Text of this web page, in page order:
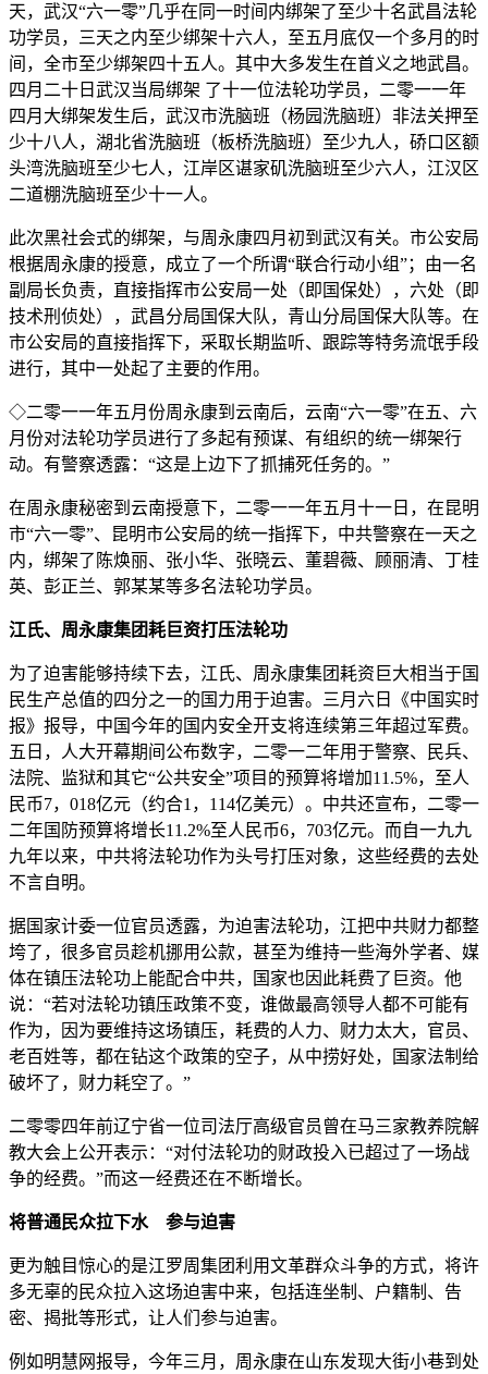
天，武汉“六一零”几乎在同一时间内绑架了至少十名武昌法轮
功学员，三天之内至少绑架十六人，至五月底仅一个多月的时
间，全市至少绑架四十五人。其中大多发生在首义之地武昌。
四月二十日武汉当局绑架 了十一位法轮功学员，二零一一年
四月大绑架发生后，武汉市洗脑班（杨园洗脑班）非法关押至
少十八人，湖北省洗脑班（板桥洗脑班）至少九人，硚口区额
头湾洗脑班至少七人，江岸区谌家矶洗脑班至少六人，江汉区
二道棚洗脑班至少十一人。
此次黑社会式的绑架，与周永康四月初到武汉有关。市公安局
根据周永康的授意，成立了一个所谓“联合行动小组”；由一名
副局长负责，直接指挥市公安局一处（即国保处），六处（即
技术刑侦处），武昌分局国保大队，青山分局国保大队等。在
市公安局的直接指挥下，采取长期监听、跟踪等特务流氓手段
进行，其中一处起了主要的作用。
◇二零一一年五月份周永康到云南后，云南“六一零”在五、六
月份对法轮功学员进行了多起有预谋、有组织的统一绑架行
动。有警察透露：“这是上边下了抓捕死任务的。”
在周永康秘密到云南授意下，二零一一年五月十一日，在昆明
市“六一零”、昆明市公安局的统一指挥下，中共警察在一天之
内，绑架了陈焕丽、张小华、张晓云、董碧薇、顾丽清、丁桂
英、彭正兰、郭某某等多名法轮功学员。
江氏、周永康集团耗巨资打压法轮功
为了迫害能够持续下去，江氏、周永康集团耗资巨大相当于国
民生产总值的四分之一的国力用于迫害。三月六日《中国实时
报》报导，中国今年的国内安全开支将连续第三年超过军费。
五日，人大开幕期间公布数字，二零一二年用于警察、民兵、
法院、监狱和其它“公共安全”项目的预算将增加11.5%，至人
民币7，018亿元（约合1，114亿美元）。中共还宣布，二零一
二年国防预算将增长11.2%至人民币6，703亿元。而自一九九
九年以来，中共将法轮功作为头号打压对象，这些经费的去处
不言自明。
据国家计委一位官员透露，为迫害法轮功，江把中共财力都整
垮了，很多官员趁机挪用公款，甚至为维持一些海外学者、媒
体在镇压法轮功上能配合中共，国家也因此耗费了巨资。他
说：“若对法轮功镇压政策不变，谁做最高领导人都不可能有
作为，因为要维持这场镇压，耗费的人力、财力太大，官员、
老百姓等，都在钻这个政策的空子，从中捞好处，国家法制给
破坏了，财力耗空了。”
二零零四年前辽宁省一位司法厅高级官员曾在马三家教养院解
教大会上公开表示：“对付法轮功的财政投入已超过了一场战
争的经费。”而这一经费还在不断增长。
将普通民众拉下水 参与迫害
更为触目惊心的是江罗周集团利用文革群众斗争的方式，将许
多无辜的民众拉入这场迫害中来，包括连坐制、户籍制、告
密、揭批等形式，让人们参与迫害。
例如明慧网报导，今年三月，周永康在山东发现大街小巷到处